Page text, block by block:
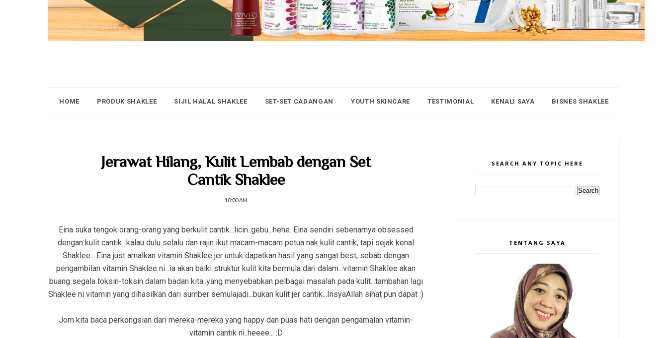
HOME PRODUK SHAKLEE SIJIL HALAL SHAKLEE SET-SET CADANGAN YOUTH SKINCARE TESTIMONIAL KENALI SAYA BISNES SHAKLEE
Jerawat Hilang, Kulit Lembab dengan Set
Cantik Shaklee
10:00 AM
Eina suka tengok orang-orang yang berkulit cantik...licin..gebu...hehe. Eina sendiri sebenarnya obsessed
dengan kulit cantik...kalau dulu selalu dan rajin ikut macam-macam petua nak kulit cantik, tapi sejak kenal
Shaklee....Eina just amalkan vitamin Shaklee jer untuk dapatkan hasil yang sangat best, sebab dengan
pengambilan vitamin Shaklee ni...ia akan baiki struktur kulit kita bermula dari dalam...vitamin Shaklee akan
buang segala toksin-toksin dalam badan kita..yang menyebabkan pelbagai masalah pada kulit...tambahan lagi
Shaklee ni vitamin yang dihasilkan dari sumber semulajadi...bukan kulit jer cantik...InsyaAllah sihat pun dapat :)
Jom kita baca perkongsian dari mereka-mereka yang happy dan puas hati dengan pengamalan vitamin-
vitamin cantik ni..heeee... :D
SEARCH ANY TOPIC HERE
TENTANG SAYA